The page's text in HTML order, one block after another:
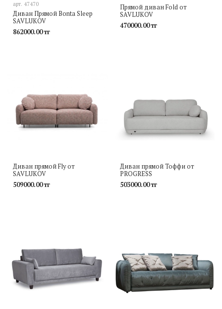
арт. 47470
Диван Прямой Bonta Sleep
SAVLUKOV
862000.00 тг
Прямой диван Fold от
SAVLUKOV
470000.00 тг
Диван прямой Fly от
SAVLUKOV
509000.00 тг
Диван прямой Тоффи от
PROGRESS
503000.00 тг